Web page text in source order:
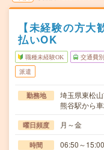
【未経験の方
払いOK
職種未経験OK 交通費
派遣
勤務地
埼玉県東松
熊谷駅から
曜日頻度 月～金
時間 06:50～